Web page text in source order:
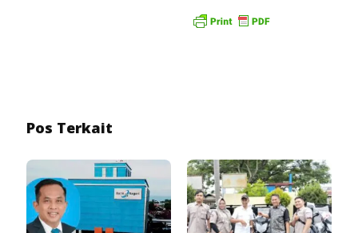
Pos Terkait